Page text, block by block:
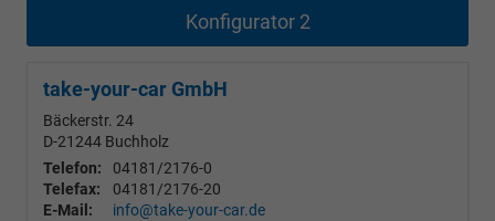
Konfigurator 2
take-your-car GmbH
Bäckerstr. 24
D-21244 Buchholz
Telefon:
04181/2176-0
Telefax:
04181/2176-20
E-Mail:
info@take-your-car.de